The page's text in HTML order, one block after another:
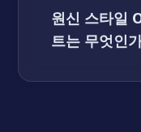
원신 스타일
트는 무엇인